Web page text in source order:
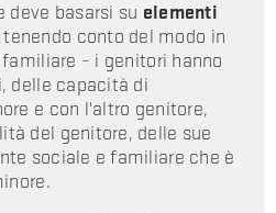
deve basarsi su elementi
conto del modo in
– i genitori hanno
delle capacità di
e con l'altro genitore,
del genitore, delle sue
sociale e familiare che è